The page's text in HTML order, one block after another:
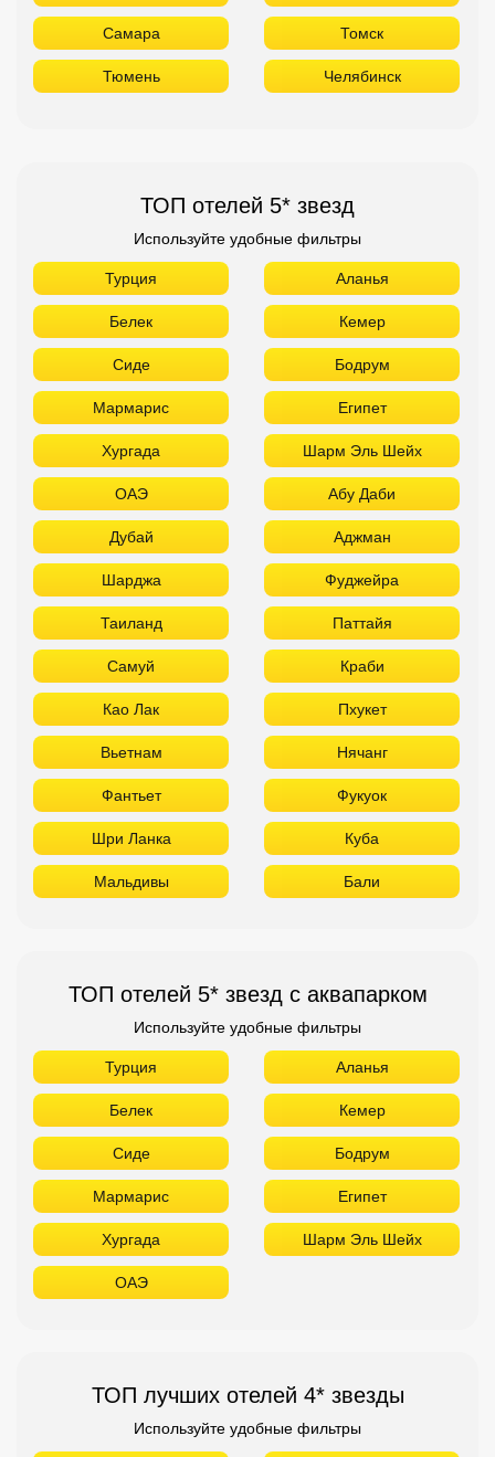
Самара Томск
Тюмень Челябинск
ТОП отелей 5* звезд
Используйте удобные фильтры
Турция Аланья
Белек Кемер
Сиде Бодрум
Мармарис Египет
Хургада Шарм Эль Шейх
ОАЭ Абу Даби
Дубай Аджман
Шарджа Фуджейра
Таиланд Паттайя
Самуй Краби
Као Лак Пхукет
Вьетнам Нячанг
Фантьет Фукуок
Шри Ланка Куба
Мальдивы Бали
ТОП отелей 5* звезд с аквапарком
Используйте удобные фильтры
Турция Аланья
Белек Кемер
Сиде Бодрум
Мармарис Египет
Хургада Шарм Эль Шейх
ОАЭ
ТОП лучших отелей 4* звезды
Используйте удобные фильтры